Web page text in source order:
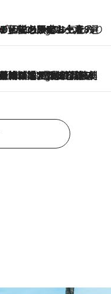
スト
6 Hours Ago
定トートも！ リニューアルした「ディーン＆デルーカ ハワイ」で必須のお土産8選
美容脳ルネサンス
6 Hours Ago
がたどり着いた最終結論。“化粧品を劇的に減らす”感動の凝縮美容とは